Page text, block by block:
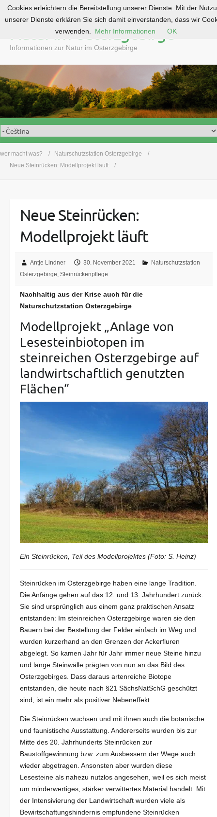
o
c
o
n
t
e
n
Natur im Osterzgebirge
Informationen zur Natur im Osterzgebirge
wer macht was?
Naturschutzstation Osterzgebirge
Neue Steinrücken: Modellprojekt läuft
Neue Steinrücken:
Modellprojekt läuft
Antje Lindner 30. November 2021
Naturschutzstation
Osterzgebirge,Steinrückenpflege
Nachhaltig aus der Krise auch für die
Naturschutzstation Osterzgebirge
Modellprojekt „Anlage von
Lesesteinbiotopen im
steinreichen Osterzgebirge auf
landwirtschaftlich genutzten
Flächen“
Ein Steinrücken, Teil des Modellprojektes (Foto: S. Heinz)
Steinrücken im Osterzgebirge haben eine lange Tradition.
Die Anfänge gehen auf das 12. und 13. Jahrhundert zurück.
Sie sind ursprünglich aus einem ganz praktischen Ansatz
entstanden: Im steinreichen Osterzgebirge waren sie den
Bauern bei der Bestellung der Felder einfach im Weg und
wurden kurzerhand an den Grenzen der Ackerfluren
abgelegt. So kamen Jahr für Jahr immer neue Steine hinzu
und lange Steinwälle prägten von nun an das Bild des
Osterzgebirges. Dass daraus artenreiche Biotope
entstanden, die heute nach §21 SächsNatSchG geschützt
sind, ist ein mehr als positiver Nebeneffekt.
Die Steinrücken wuchsen und mit ihnen auch die botanische
und faunistische Ausstattung. Andererseits wurden bis zur
Mitte des 20. Jahrhunderts Steinrücken zur
Baustoffgewinnung bzw. zum Ausbessern der Wege auch
wieder abgetragen. Ansonsten aber wurden diese
Lesesteine als nahezu nutzlos angesehen, weil es sich meist
um minderwertiges, stärker verwittertes Material handelt. Mit
der Intensivierung der Landwirtschaft wurden viele als
Bewirtschaftungshindernis empfundene Steinrücken
Cookies erleichtern die Bereitstellung unserer Dienste. Mit der
unserer Dienste erklären Sie sich damit einverstanden, dass wir
verwenden.
Mehr Informationen OK